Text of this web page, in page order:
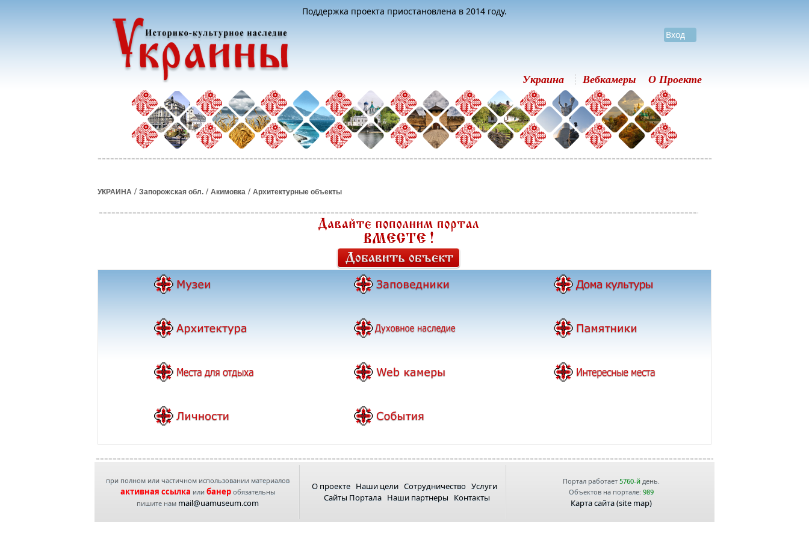
Поддержка проекта приостановлена в 2014 году.
Вход
Украина Вебкамеры О Проекте
УКРАИНА / Запорожская обл. / Акимовка / Архитектурные объекты
при полном или частичном использовании материалов
активная ссылка или банеробязательны
пишите нам mail@uamuseum.com
О проекте Наши цели Сотрудничество Услуги
Сайты Портала Наши партнеры Контакты
Портал работает 5760-йдень.
Объектов на портале: 989
Карта сайта (site map)